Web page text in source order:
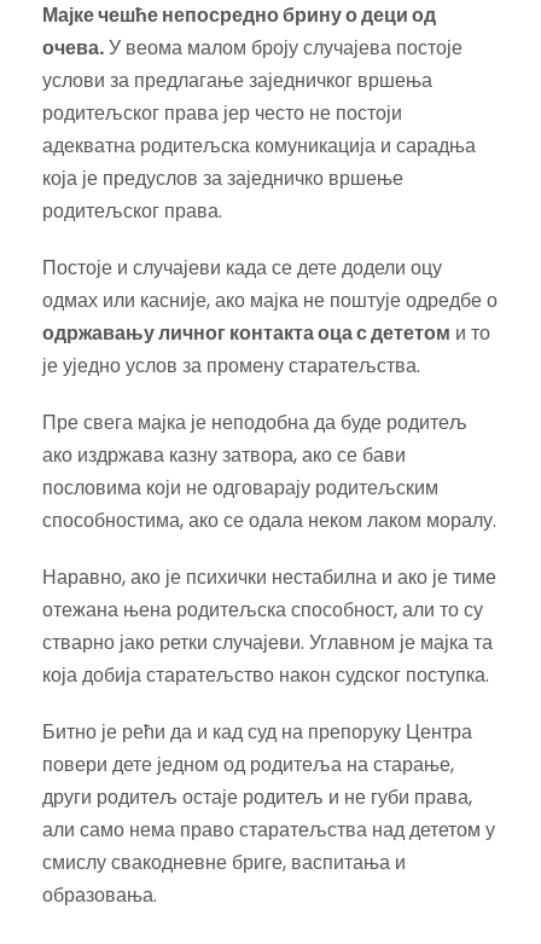
Мајке чешће непосредно брину о деци од
очева.У веома малом броју случајева постоје
услови за предлагање заједничког вршења
родитељског права јер често не постоји
адекватна родитељска комуникација и сарадња
која је предуслов за заједничко вршење
родитељског права.
Постоје и случајеви када се дете додели оцу
одмах или касније, ако мајка не поштује одредбе о
одржавању личног контакта оца с дететом и то
је уједно услов за промену старатељства.
Пре свега мајка је неподобна да буде родитељ
ако издржава казну затвора, ако се бави
пословима који не одговарају родитељским
способностима, ако се одала неком лаком моралу.
Наравно, ако је психички нестабилна и ако је тиме
отежана њена родитељска способност, али то су
стварно јако ретки случајеви. Углавном је мајка та
која добија старатељство након судског поступка.
Битно је рећи да и кад суд на препоруку Центра
повери дете једном од родитеља на старање,
други родитељ остаје родитељ и не губи права,
али само нема право старатељства над дететом у
смислу свакодневне бриге, васпитања и
образовања.